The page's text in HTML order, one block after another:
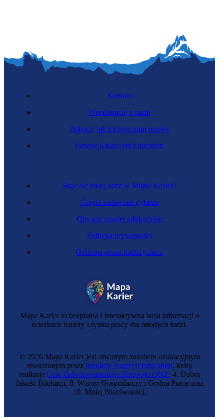
Elektromechanik
Inżynier gospodarki wodnej i hydrologii
Mapa Karier to bezpłatna i interaktywna baza informacji o
ścieżkach kariery i rynku pracy dla młodych ludzi.
Skąd się biorą dane w Mapie Karier?
Często zadawane pytania
Otwarte zasoby edukacyjne
Polityka prywatności
Ochrona przed nadużyciami
Kontakt
Współpracuj z nami
Zobacz, jak możesz nam pomóc
Fundacja Katalyst Education
© 2026 Mapa Karier jest otwartym zasobem edukacyjnym
stworzonym przez fundację Katalyst Education, który
realizuje Cele Zrównoważonego Rozwoju ONZ: 4. Dobra
Jakość Edukacji, 8. Wzrost Gospodarczy i Godna Praca oraz
10. Mniej Nierówności.